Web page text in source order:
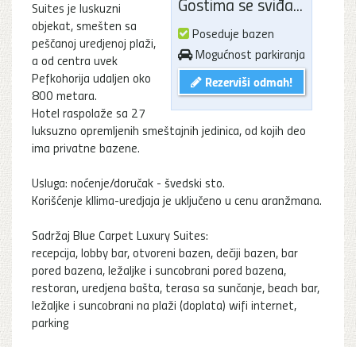
Poseduje bazen
Mogućnost parkiranja
Rezerviši odmah!
Suites je luskuzni
objekat, smešten sa
peščanoj uredjenoj plaži,
a od centra uvek
Pefkohorija udaljen oko
800 metara.
Hotel raspolaže sa 27
luksuzno opremljenih smeštajnih jedinica, od kojih deo
ima privatne bazene.
Usluga: noćenje/doručak - švedski sto.
Korišćenje kllima-uredjaja je uključeno u cenu aranžmana.
Sadržaj Blue Carpet Luxury Suites:
recepcija, lobby bar, otvoreni bazen, dečiji bazen, bar
pored bazena, ležaljke i suncobrani pored bazena,
restoran, uredjena bašta, terasa sa sunčanje, beach bar,
ležaljke i suncobrani na plaži (doplata) wifi internet,
parking